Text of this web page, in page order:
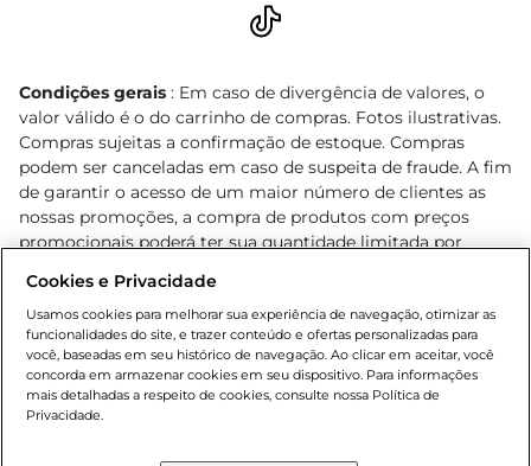
Condições gerais : Em caso de divergência de valores, o
valor válido é o do carrinho de compras. Fotos ilustrativas.
Compras sujeitas a confirmação de estoque. Compras
podem ser canceladas em caso de suspeita de fraude. A fim
de garantir o acesso de um maior número de clientes as
nossas promoções, a compra de produtos com preços
promocionais poderá ter sua quantidade limitada por
o e-commerce e válidos durante o dia de hoje, podendo
sofrer alterações sem prévia notificação. Proibida a venda
de bebidas alcoólicas para menores de 18 anos, conforme
Lei n.º 8069/90, art. 81, inciso II (Estatuto da Criança e do
Adolescente). Preços e condições exclusivos para o
www.bretas.com.br
Cookies e Privacidade
Usamos cookies para melhorar sua experiência de navegação, otimizar as
funcionalidades do site, e trazer conteúdo e ofertas personalizadas para
você, baseadas em seu histórico de navegação. Ao clicar em aceitar, você
concorda em armazenar cookies em seu dispositivo. Para informações
mais detalhadas a respeito de cookies, consulte nossa Política de
Privacidade.